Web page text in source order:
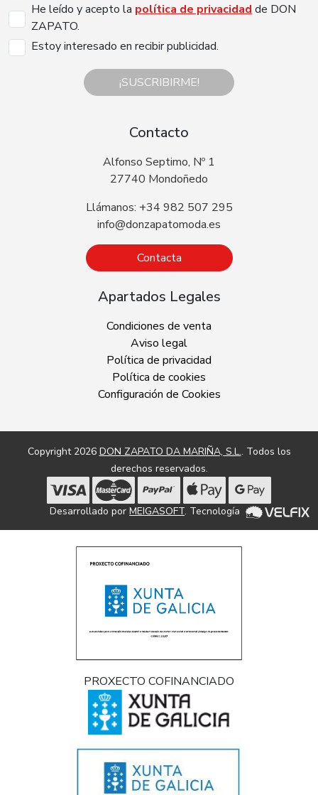
He leído y acepto la política de privacidad de DON
ZAPATO.
Estoy interesado en recibir publicidad.
¡SUSCRIBIRME!
Contacto
Alfonso Septimo, Nº 1
27740 Mondoñedo
Llámanos: +34 982 507 295
info@donzapatomoda.es
Contacta
Apartados Legales
Condiciones de venta
Aviso legal
Política de privacidad
Política de cookies
Configuración de Cookies
Copyright 2026 DON ZAPATO DA MARIÑA, S.L.. Todos los
derechos reservados.
Desarrollado por MEIGASOFT. Tecnología
PROXECTO COFINANCIADO